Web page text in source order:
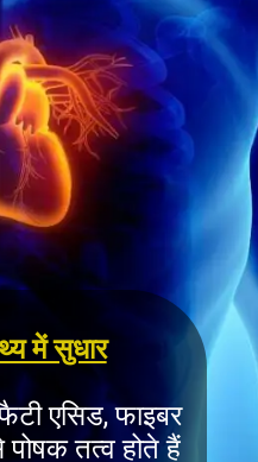
में सुधार
एसिड, फाइबर
तत्व होते हैं